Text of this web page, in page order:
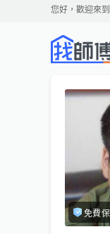
您好，歡迎來到
免費